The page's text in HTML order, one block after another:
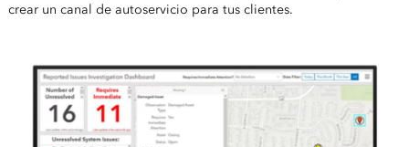
crear un canal de autoservicio para tus clientes.